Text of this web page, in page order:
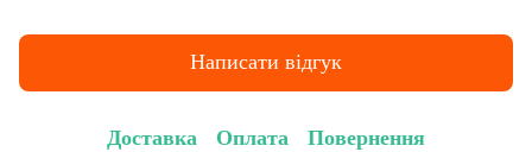
Написати відгук
Доставка Оплата Повернення